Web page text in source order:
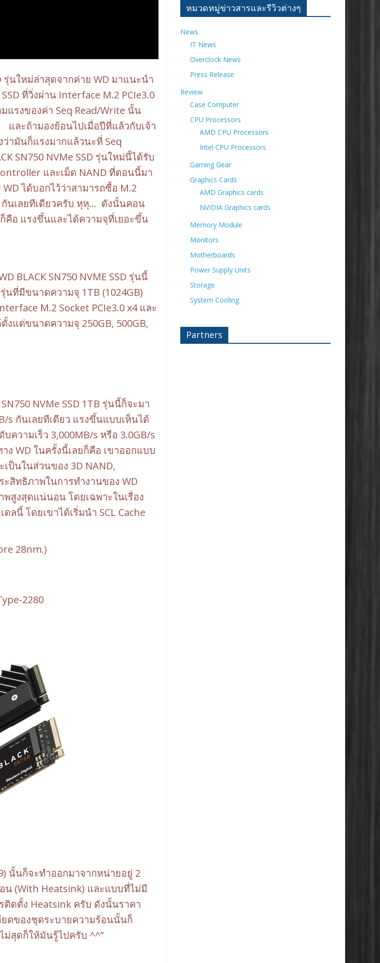
นใหม่ล่าสุดจากค่าย WD มาแนะนำ
ที่วิ่งผ่าน Interface M.2 PCIe3.0
รงของค่า Seq Read/Write นั้น
ละถ้ามองย้อนไปเมื่อปีที่แล้วกับเจ้า
ว่ามันก็แรงมากแล้วนะที่ Seq
SN750 NVMe SSD รุ่นใหม่นี้ได้รับ
และเม็ด NAND ที่ตอนนี้มา
ได้บอกไว้ว่าสามารถซื้อ M.2
กันเลยทีเดียวครับ หุหุ… ดังนั้นคอน
ก็คือ แรงขึ้นและได้ความจุที่เยอะขึ้น
BLACK SN750 NVME SSD รุ่นนี้
ที่มีขนาดความจุ 1TB (1024GB)
M.2 Socket PCIe3.0 x4 และ
งแต่ขนาดความจุ 250GB, 500GB,
NVMe SSD 1TB รุ่นนี้ก็จะมา
s กันเลยทีเดียว แรงขึ้นแบบเห็นได้
ความเร็ว 3,000MB/s หรือ 3.0GB/s
WD ในครั้งนี้เลยก็คือ เขาออกแบบ
เป็นในส่วนของ 3D NAND,
สิทธิภาพในการทำงานของ WD
พสูงสุดแน่นอน โดยเฉพาะในเรื่อง
ลนี้ โดยเขาได้เริ่มนำ SCL Cache
28nm.)
2280
นั้นก็จะทำออกมาจากหน่ายอยู่ 2
(With Heatsink) และแบบที่ไม่มี
ติดตั้ง Heatsink ครับ ดังนั้นราคา
ดของชุดระบายความร้อนนั้นก็
ม่สุดก็ให้มันรู้ไปครับ ^^”
ราย
เดือน
หมวดหมู่ข่าวสารและรีวิวต่างๆ
News
IT News
Overclock News
Press Release
Review
Case Computer
CPU Processors
AMD CPU Processors
Intel CPU Processors
Gaming Gear
Graphics Cards
AMD Graphics cards
NVIDIA Graphics cards
Memory Module
Monitors
Motherboards
Power Supply Units
Storage
System Cooling
Partners